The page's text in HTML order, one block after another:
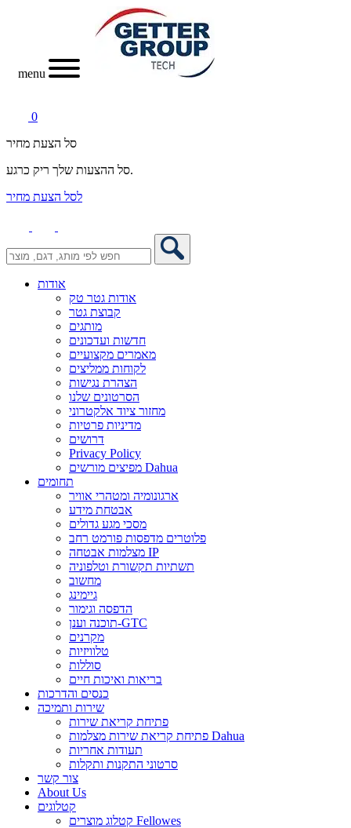
menu
0
סל הצעת מחיר
סל ההצעות שלך ריק כרגע.
לסל הצעת מחיר
אודות
אודות גטר טק
קבוצת גטר
מותגים
חדשות ועדכונים
מאמרים מקצועיים
לקוחות ממליצים
הצהרת נגישות
הסרטונים שלנו
מחזור ציוד אלקטרוני
מדיניות פרטיות
דרושים
Privacy Policy
מפיצים מורשים Dahua
תחומים
ארגונומיה ומטהרי אוויר
אבטחת מידע
מסכי מגע גדולים
פלוטרים מדפסות פורמט רחב
מצלמות אבטחה IP
תשתיות תקשורת וטלפוניה
מחשוב
גיימינג
הדפסה וגימור
תוכנה וענן-GTC
מקרנים
טלוויזיות
סוללות
בריאות ואיכות חיים
כנסים והדרכות
שירות ותמיכה
פתיחת קריאת שירות
פתיחת קריאת שירות מצלמות Dahua
תעודות אחריות
סרטוני התקנות ותקלות
צור קשר
About Us
קטלוגים
קטלוג מוצרים Fellowes